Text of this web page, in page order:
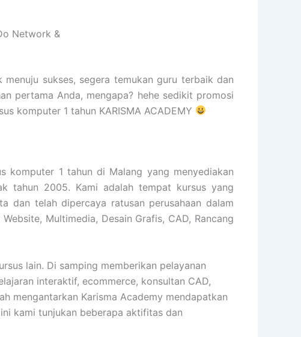
Network &
sukses, segera temukan guru terbaik dan
pertama Anda, mengapa? hehe sedikit promosi
komputer 1 tahun KARISMA ACADEMY
komputer 1 tahun di Malang yang menyediakan
tahun 2005. Kami adalah tempat kursus yang
dan telah dipercaya ratusan perusahaan dalam
Multimedia, Desain Grafis, CAD, Rancang
lain. Di samping memberikan pelayanan
interaktif, ecommerce, konsultan CAD,
mengantarkan Karisma Academy mendapatkan
kami tunjukan beberapa aktifitas dan